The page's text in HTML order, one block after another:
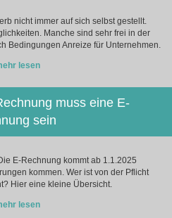
nicht immer auf sich selbst gestellt.
Manche sind sehr frei in der
Bedingungen Anreize für Unternehmen.
lesen
muss eine E-
sein
E-Rechnung kommt ab 1.1.2025
kommen. Wer ist von der Pflicht
Hier eine kleine Übersicht.
lesen